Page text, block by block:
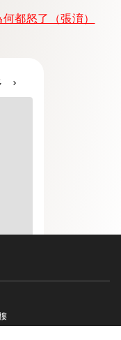
都怒了（張淯）
chevron_right